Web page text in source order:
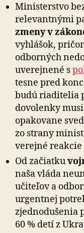
Ministerstvo
relevantnými
zmeny v
vyhlášok,
odborných
uverejnené s
tesne pred
budú riaditelia
dovolenky
opakovane
zo strany
verejné reakcie
Od začiatku
naša vláda
učiteľov a
urgentnej
zjednodušenia
60 % detí z